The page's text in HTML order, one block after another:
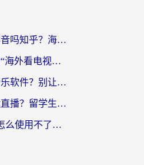
国外可以看央视影音吗知乎？海外党亲测有效的回国加速方案
海外党必看：选对“海外看电视剧软件”，再也不用愁国内剧刷不了
国外如何听国内音乐软件？别让地域限制，断了你的中文歌单
海外哪里能看奥运直播？留学生&海外华人必看的体育赛事观赛终极指南
12123交管在国外怎么使用不了？海外华人必看的无缝访问国内资源指南